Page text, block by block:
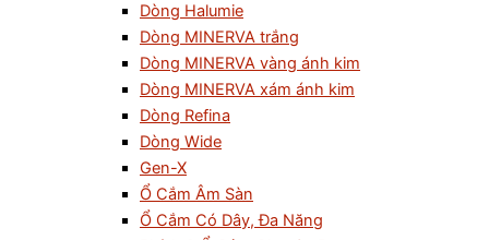
Dòng Halumie
Dòng MINERVA trắng
Dòng MINERVA vàng ánh kim
Dòng MINERVA xám ánh kim
Dòng Refina
Dòng Wide
Gen-X
Ổ Cắm Âm Sàn
Ổ Cắm Có Dây, Đa Năng